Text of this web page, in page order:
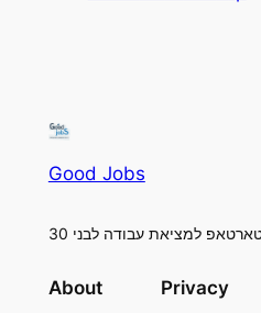
Good Jobs
About Privacy